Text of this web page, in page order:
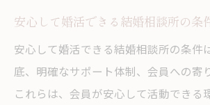
地域密着型結婚相談所を選ぶべき
地域密着型結婚相談所が信
川崎市の地域密着型結婚相
る
安心して婚活できる結婚相談所の条
安心して婚活できる結婚相談所の条件
底、明確なサポート体制、会員への寄
これらは、会員が安心して活動できる